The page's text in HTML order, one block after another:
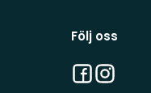
Följ oss
Facebook
Instagram